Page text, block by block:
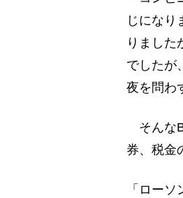
じになり
りました
でしたが
夜を問わ
そんな
券、税金
「ロー